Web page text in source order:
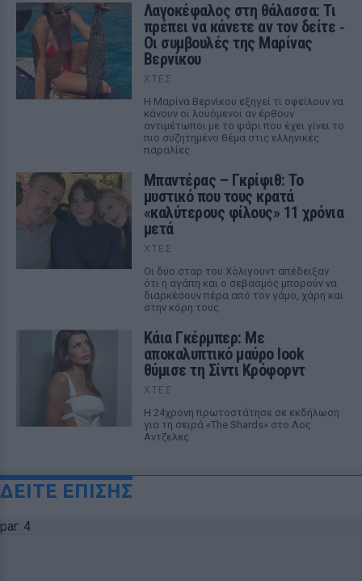
Λαγοκέφαλος στη θάλασσα: Τι
πρέπει να κάνετε αν τον δείτε ‑
Οι συμβουλές της Μαρίνας
Βερνίκου
ΧΤΕΣ
Η Μαρίνα Βερνίκου εξηγεί τι οφείλουν να
κάνουν οι λουόμενοι αν έρθουν
αντιμέτωποι με το ψάρι που έχει γίνει το
πιο συζητημένο θέμα στις ελληνικές
παραλίες
Μπαντέρας – Γκρίφιθ: Το
μυστικό που τους κρατά
«καλύτερους φίλους» 11 χρόνια
μετά
ΧΤΕΣ
Οι δύο σταρ του Χόλιγουντ απέδειξαν
ότι η αγάπη και ο σεβασμός μπορούν να
διαρκέσουν πέρα από τον γάμο, χάρη και
στην κόρη τους.
Κάια Γκέρμπερ: Με
αποκαλυπτικό μαύρο look
θύμισε τη Σίντι Κρόφορντ
ΧΤΕΣ
Η 24χρονη πρωτοστάτησε σε εκδήλωση
για τη σειρά «The Shards» στο Λος
Αντζελες
ΔΕΙΤΕ ΕΠΙΣΗΣ
par: 4